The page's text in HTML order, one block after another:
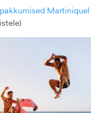
Martiniquel